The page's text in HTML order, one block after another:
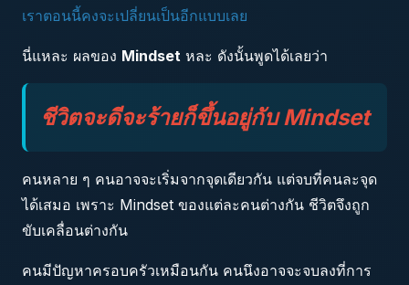
เราตอนนี้คงจะเปลี่ยนเป็นอีกแบบเลย
นี่แหละ ผลของ Mindset หละ ดังนั้นพูดได้เลยว่า
ชีวิตจะดีจะร้ายก็ขึ้นอยู่กับ Mindset
คนหลาย ๆ คนอาจจะเริ่มจากจุดเดียวกัน แต่จบที่คนละจุด
ได้เสมอ เพราะ Mindset ของแต่ละคนต่างกัน ชีวิตจึงถูก
ขับเคลื่อนต่างกัน
คนมีปัญหาครอบครัวเหมือนกัน คนนึงอาจจะจบลงที่การ